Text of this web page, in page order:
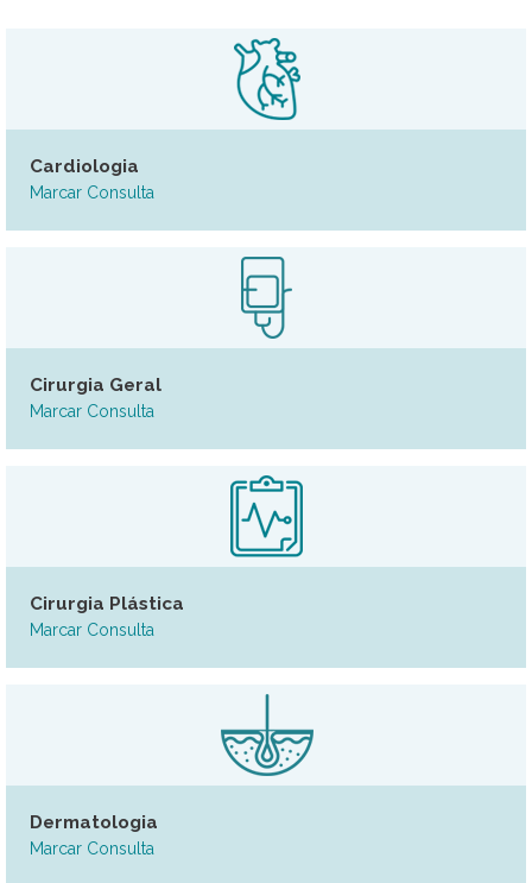
Cardiologia
Marcar Consulta
Cirurgia Geral
Marcar Consulta
Cirurgia Plástica
Marcar Consulta
Dermatologia
Marcar Consulta